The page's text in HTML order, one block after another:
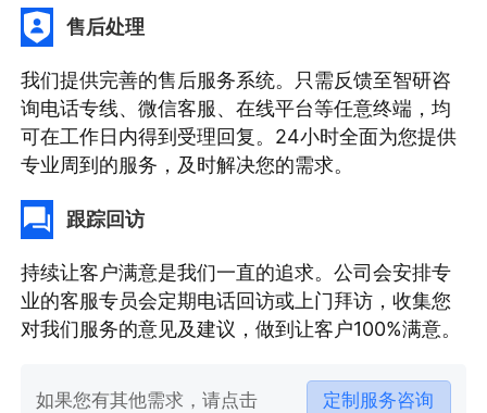
售后处理
我们提供完善的售后服务系统。只需反馈至智研咨
询电话专线、微信客服、在线平台等任意终端，均
可在工作日内得到受理回复。24小时全面为您提供
专业周到的服务，及时解决您的需求。
跟踪回访
持续让客户满意是我们一直的追求。公司会安排专
业的客服专员会定期电话回访或上门拜访，收集您
对我们服务的意见及建议，做到让客户100%满意。
如果您有其他需求，请点击 定制服务咨询